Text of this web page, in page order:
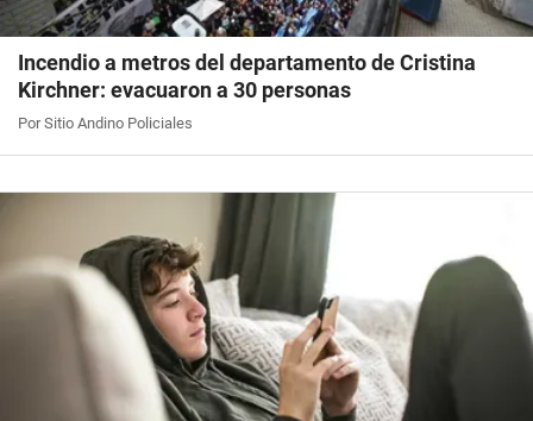
Incendio a metros del departamento de Cristina
Kirchner: evacuaron a 30 personas
Por Sitio Andino Policiales